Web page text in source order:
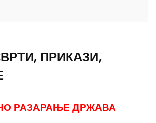
ПРИКАЗИ,
РАЗАРАЊЕ ДРЖАВА